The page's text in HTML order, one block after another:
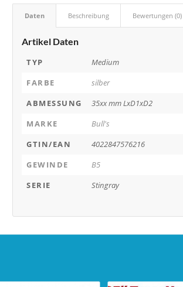
Daten Beschreibung Bewertungen (0)
Artikel Daten
TYP
Medium
FARBE
silber
ABMESSUNG
35xx mm LxD1xD2
MARKE
Bull's
GTIN/EAN
4022847576216
GEWINDE
B5
SERIE
Stingray